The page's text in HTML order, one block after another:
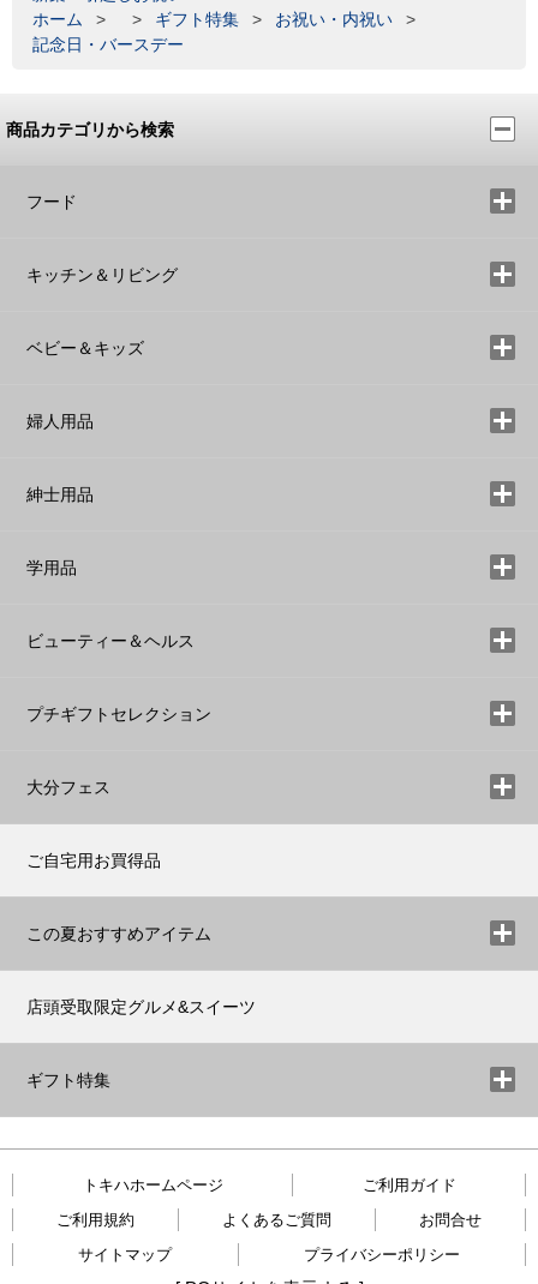
ホーム
> > ギフト特集 > お祝い・内祝い
>
記念日・バースデー
商品カテゴリから検索
フード
キッチン＆リビング
ベビー＆キッズ
婦人用品
紳士用品
学用品
ビューティー＆ヘルス
プチギフトセレクション
大分フェス
ご自宅用お買得品
この夏おすすめアイテム
店頭受取限定グルメ&スイーツ
ギフト特集
トキハホームページ
ご利用ガイド
ご利用規約
よくあるご質問
お問合せ
サイトマップ
プライバシーポリシー